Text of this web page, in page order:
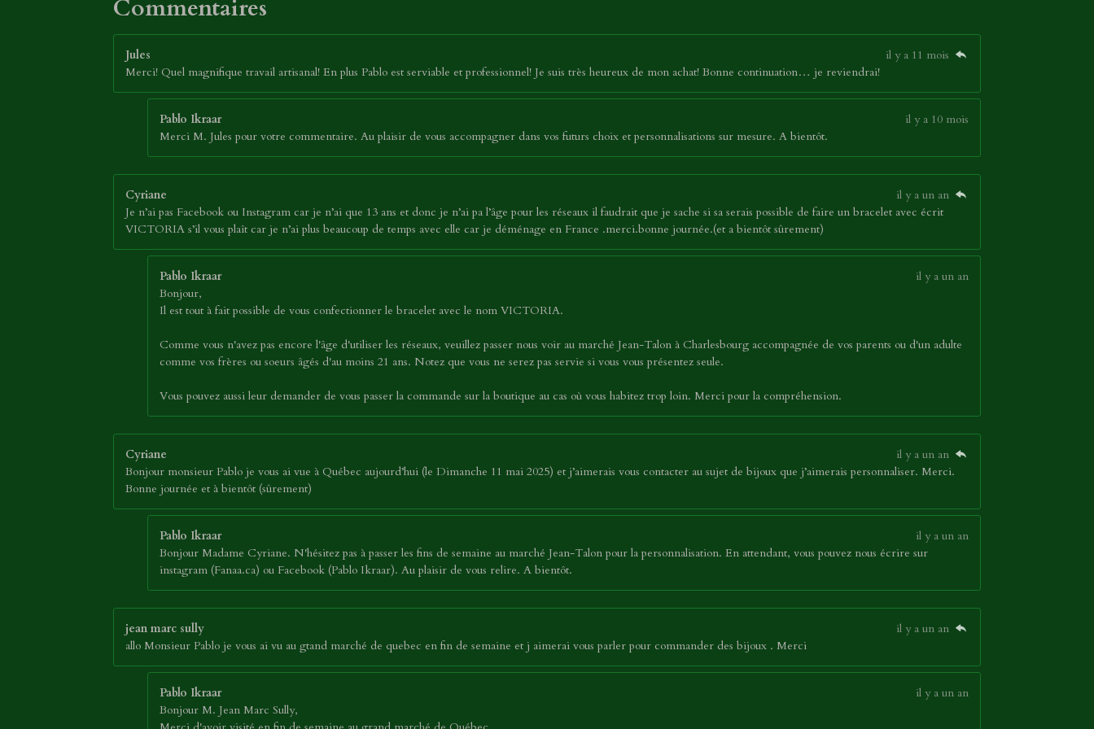
Commentaires
Jules
il y a 11 mois
Merci! Quel magnifique travail artisanal! En plus Pablo est serviable et professionnel! Je suis très heureux de mon achat! Bonne continuation… je reviendrai!
Pablo Ikraar
il y a 10 mois
Merci M. Jules pour votre commentaire. Au plaisir de vous accompagner dans vos futurs choix et personnalisations sur mesure. A bientôt.
Cyriane
il y a un an
Je n’ai pas Facebook ou Instagram car je n’ai que 13 ans et donc je n’ai pa l’âge pour les réseaux il faudrait que je sache si sa serais possible de faire un bracelet avec écrit
VICTORIA s’il vous plaît car je n’ai plus beaucoup de temps avec elle car je déménage en France .merci.bonne journée.(et a bientôt sûrement)
Pablo Ikraar
il y a un an
Bonjour,
Il est tout à fait possible de vous confectionner le bracelet avec le nom VICTORIA.
Comme vous n'avez pas encore l'âge d'utiliser les réseaux, veuillez passer nous voir au marché Jean-Talon à Charlesbourg accompagnée de vos parents ou d'un adulte
comme vos frères ou soeurs âgés d'au moins 21 ans. Notez que vous ne serez pas servie si vous vous présentez seule.
Vous pouvez aussi leur demander de vous passer la commande sur la boutique au cas où vous habitez trop loin. Merci pour la compréhension.
Cyriane
il y a un an
Bonjour monsieur Pablo je vous ai vue à Québec aujourd’hui (le Dimanche 11 mai 2025) et j’aimerais vous contacter au sujet de bijoux que j’aimerais personnaliser. Merci.
Bonne journée et à bientôt (sûrement)
Pablo Ikraar
il y a un an
Bonjour Madame Cyriane. N'hésitez pas à passer les fins de semaine au marché Jean-Talon pour la personnalisation. En attendant, vous pouvez nous écrire sur
instagram (Fanaa.ca) ou Facebook (Pablo Ikraar). Au plaisir de vous relire. A bientôt.
jean marc sully
il y a un an
allo Monsieur Pablo je vous ai vu au gtand marché de quebec en fin de semaine et j aimerai vous parler pour commander des bijoux . Merci
Pablo Ikraar
il y a un an
Bonjour M. Jean Marc Sully,